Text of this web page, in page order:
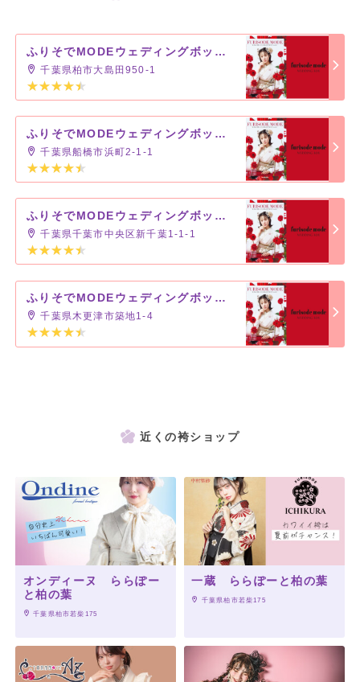
ふりそでMODEウェディングボックス セブンパークアリオ柏店
千葉県柏市大島田950-1
ふりそでMODEウェディングボックス ららぽーとTOKYO-BAY店(船橋)
千葉県船橋市浜町2-1-1
ふりそでMODEウェディングボックス ペリエ千葉店
千葉県千葉市中央区新千葉1-1-1
ふりそでMODEウェディングボックス イオンモール木更津店
千葉県木更津市築地1-4
近くの袴ショップ
オンディーヌ ららぽー
と柏の葉
千葉県柏市若柴175
一蔵 ららぽーと柏の葉
千葉県柏市若柴175